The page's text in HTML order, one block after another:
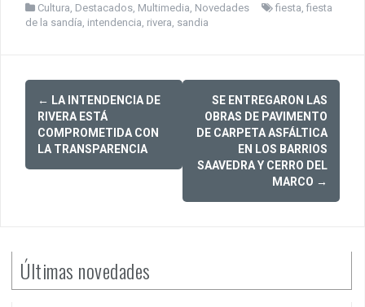
Cultura Destacados Multimedia Novedades fiesta ,fiesta
de la sandía intendencia rivera sandia
Post
navigation
← LA INTENDENCIA DE
RIVERA ESTÁ
COMPROMETIDA CON
LA TRANSPARENCIA
SE ENTREGARON LAS
OBRAS DE PAVIMENTO
DE CARPETA ASFÁLTICA
EN LOS BARRIOS
SAAVEDRA Y CERRO DEL
MARCO →
Últimas novedades